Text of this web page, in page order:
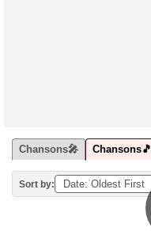
Chansons🎤 Chansons🎵
Sort by: